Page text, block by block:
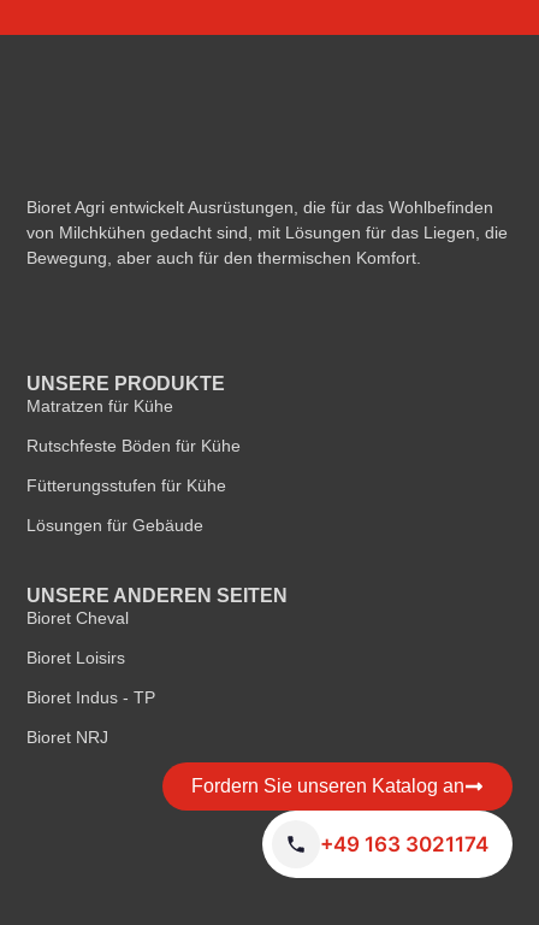
Bioret Agri entwickelt Ausrüstungen, die für das Wohlbefinden
von Milchkühen gedacht sind, mit Lösungen für das Liegen, die
Bewegung, aber auch für den thermischen Komfort.
UNSERE PRODUKTE
Matratzen für Kühe
Rutschfeste Böden für Kühe
Fütterungsstufen für Kühe
Lösungen für Gebäude
UNSERE ANDEREN SEITEN
Bioret Cheval
Bioret Loisirs
Bioret Indus - TP
Bioret NRJ
Fordern Sie unseren Katalog an
+49 163 3021174